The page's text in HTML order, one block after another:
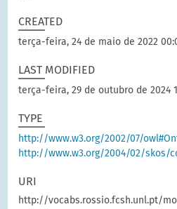
CREATED
terça-feira, 24 de maio de 2022
LAST MODIFIED
terça-feira, 29 de outubro de 2024
TYPE
http://www.w3.org/2002/07/
http://www.w3.org/2004/02/skos/
URI
http://vocabs.rossio.fcsh.unl.pt/